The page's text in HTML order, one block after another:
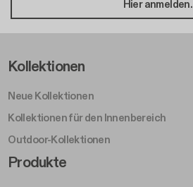
Hier anmelden.
Footer Left Middle A
Kollektionen
Neue Kollektionen
Kollektionen für den Innenbereich
Outdoor-Kollektionen
Footer Right Middle A
Produkte